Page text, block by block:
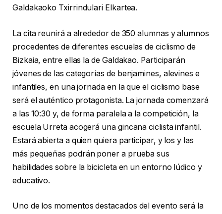
Galdakaoko Txirrindulari Elkartea.
La cita reunirá a alrededor de 350 alumnas y alumnos
procedentes de diferentes escuelas de ciclismo de
Bizkaia, entre ellas la de Galdakao. Participarán
jóvenes de las categorías de benjamines, alevines e
infantiles, en una jornada en la que el ciclismo base
será el auténtico protagonista. La jornada comenzará
a las 10:30 y, de forma paralela a la competición, la
escuela Urreta acogerá una gincana ciclista infantil.
Estará abierta a quien quiera participar, y los y las
más pequeñas podrán poner a prueba sus
habilidades sobre la bicicleta en un entorno lúdico y
educativo.
Uno de los momentos destacados del evento será la